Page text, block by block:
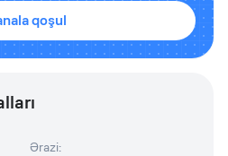
qoşul
Ərazi: